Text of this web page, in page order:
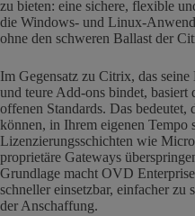
zu bieten: eine sichere, flexible
die Windows- und Linux-
ohne den schweren Ballast der
Im Gegensatz zu Citrix, das
und teure Add-ons bindet,
offenen Standards. Das
können, in Ihrem eigenen Tempo
Lizenzierungsschichten wie
proprietäre Gateways
Grundlage macht OVD
schneller einsetzbar, einfacher
der Anschaffung.